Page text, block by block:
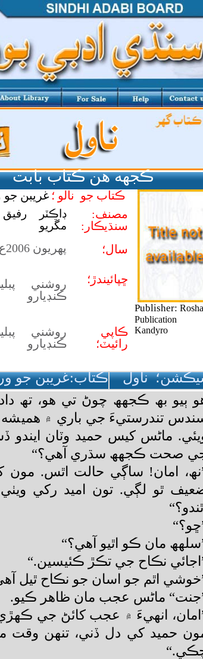
ناول ڪتاب:غريبن جو
ٻيو بھ ڪجھھ چوڻ تي ھو، تھ
تندرستيءَ جي باري ۾ ھميشه
ماڻس کيس حميد وٽان ايندو
صحت ڪجھھ سڌري آھي؟“
امان! ساڳي حالت اٿس. مون
ٿو لڳي. تون اميد رکي
اٿندو؟“
مان ڪو اٿيو آھي؟“
نڪاح جي تڪڙ ڪئيسين.“
اٿم جو اسان جو نڪاح ٿيل
ماڻس عجب مان ظاھر ڪيو.
انھيءَ ۾ عجب کائڻ جي
حميد کي دل ڏني، تنھن وقت